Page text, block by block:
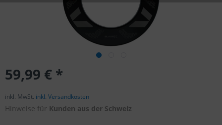
59,99 € *
inkl. MwSt. inkl. Versandkosten
Hinweise für Kunden aus der Schweiz